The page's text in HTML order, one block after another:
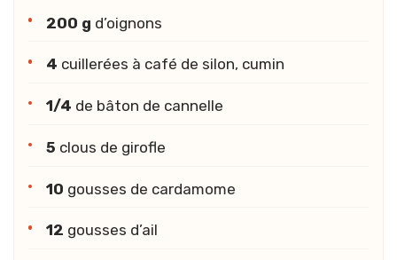
200 g d’oignons
4 cuillerées à café de silon, cumin
1/4 de bâton de cannelle
5 clous de girofle
10 gousses de cardamome
12 gousses d’ail